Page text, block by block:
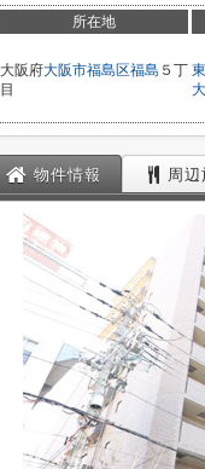
所在地
大阪府大阪市福島区福島 ５丁
目
物件情報 周